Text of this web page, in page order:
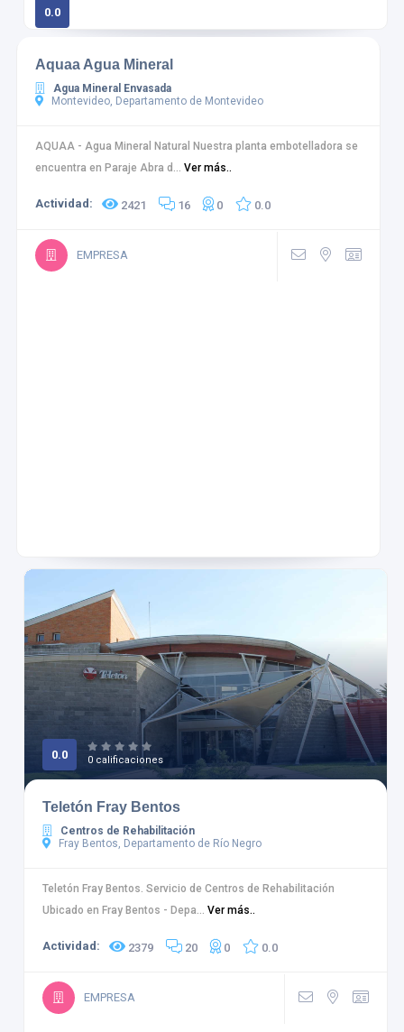
0.0
Aquaa Agua Mineral
Agua Mineral Envasada
Montevideo, Departamento de Montevideo
AQUAA - Agua Mineral Natural Nuestra planta embotelladora se
encuentra en Paraje Abra d... Ver más..
Actividad: 2421 16 0 0.0
EMPRESA
0.0 0 calificaciones
Teletón Fray Bentos
Centros de Rehabilitación
Fray Bentos, Departamento de Río Negro
Teletón Fray Bentos. Servicio de Centros de Rehabilitación
Ubicado en Fray Bentos - Depa... Ver más..
Actividad: 2379 20 0 0.0
EMPRESA